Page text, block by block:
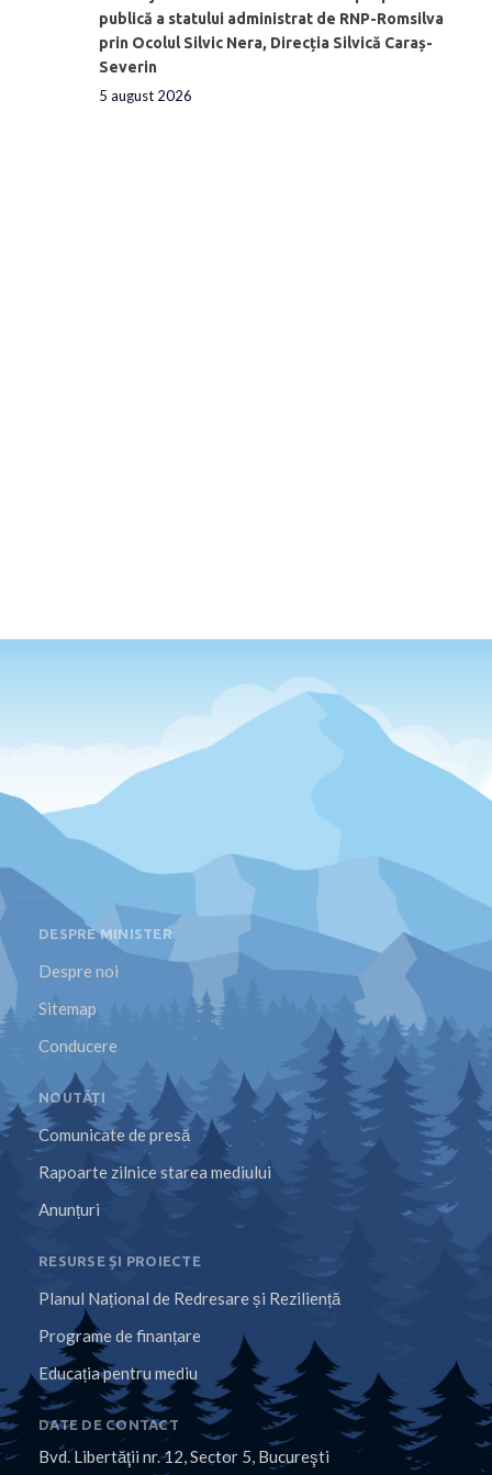
publică a statului administrat de RNP-Romsilva
prin Ocolul Silvic Nera, Direcția Silvică Caraș-
Severin
5 august 2026
DESPRE MINISTER
Despre noi
Sitemap
Conducere
NOUTĂȚI
Comunicate de presă
Rapoarte zilnice starea mediului
Anunțuri
RESURSE ȘI PROIECTE
Planul Național de Redresare și Reziliență
Programe de finanțare
Educația pentru mediu
DATE DE CONTACT
Bvd. Libertăţii nr. 12, Sector 5, Bucureşti